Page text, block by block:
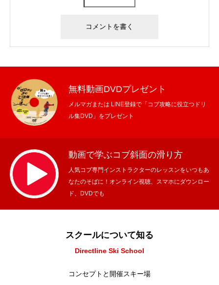
無料動画DVDプレゼント
メルマガまたは LINE登録で「コブ攻略に役立つドリ
ル集DVD」をプレゼント
動画で学ぶコブ斜面の滑り方
人気コブ専門インストラクターのレッスンをいつもあ
なたのそばに！オンライン視聴、スマホにダウンロー
ド、DVDでも
スクールについて知る
Directline Ski School
コンセプトと開催スキー場